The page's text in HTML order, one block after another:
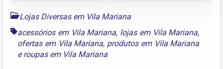
Lojas Diversas em Vila Mariana
acessórios em Vila Mariana, lojas em Vila Mariana,
ofertas em Vila Mariana, produtos em Vila Mariana
eroupas em Vila Mariana